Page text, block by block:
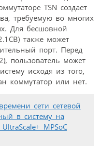
TSN создает
требуемую во многих
Для бесшовной
также может
порт. Перед
пользователь может
исходя из того,
коммутатор или нет.